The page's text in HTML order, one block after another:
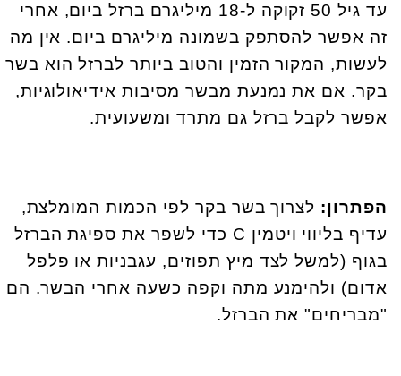
עד גיל 50 זקוקה ל-18 מיליגרם ברזל ביום, אחרי
זה אפשר להסתפק בשמונה מיליגרם ביום. אין מה
לעשות, המקור הזמין והטוב ביותר לברזל הוא בשר
בקר. אם את נמנעת מבשר מסיבות אידיאולוגיות,
אפשר לקבל ברזל גם מתרד ומשעועית.
הפתרון: לצרוך בשר בקר לפי הכמות המומלצת,
עדיף בליווי ויטמין C כדי לשפר את ספיגת הברזל
בגוף (למשל לצד מיץ תפוזים, עגבניות או פלפל
אדום) ולהימנע מתה וקפה כשעה אחרי הבשר. הם
"מבריחים" את הברזל.